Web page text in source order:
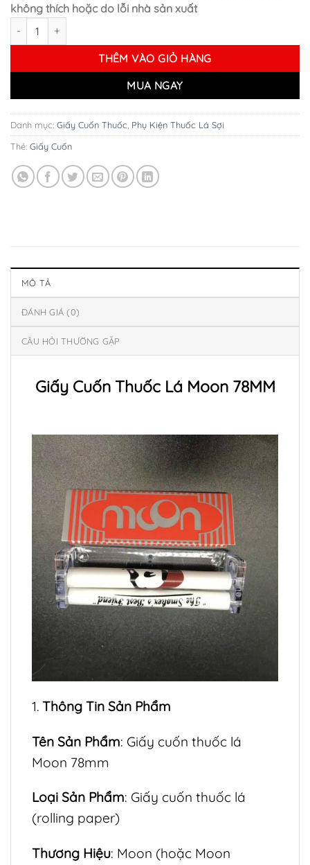
không thích hoặc do lỗi nhà sản xuất
Giấy Cuốn Thuốc Lá Moon 78MM số lượng
THÊM VÀO GIỎ HÀNG
MUA NGAY
Danh mục: Giấy Cuốn Thuốc Phụ Kiện Thuốc Lá Sợi
Thẻ: Giấy Cuốn
MÔ TẢ
ĐÁNH GIÁ (0)
CÂU HỎI THƯỜNG GẶP
Giấy Cuốn Thuốc Lá Moon 78MM
1. Thông Tin Sản Phẩm
Tên Sản Phẩm: Giấy cuốn thuốc lá
Moon 78mm
Loại Sản Phẩm: Giấy cuốn thuốc lá
(rolling paper)
Thương Hiệu: Moon (hoặc Moon